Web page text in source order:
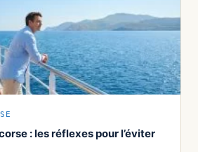
: les réflexes pour l’éviter